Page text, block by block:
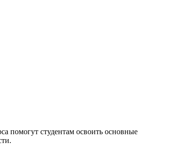
помогут студентам освоить основные